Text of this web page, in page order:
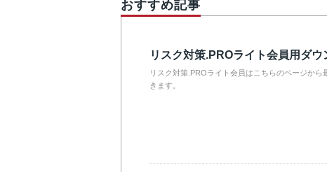
おすすめ記事
リスク対策.PROライト会員用ダ
リスク対策.PROライト会員はこちらのページから
きます。